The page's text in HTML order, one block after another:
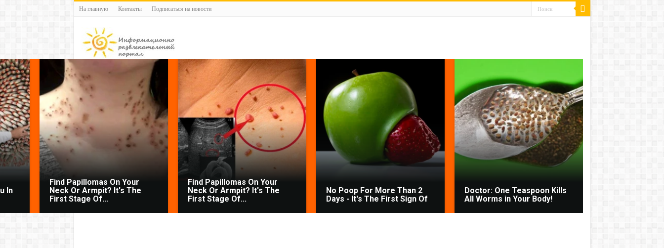
На главную Контакты Подписаться на новости
In
Find Papillomas On Your
Neck Or Armpit? It's The
First Stage Of...
Find Papillomas On Your
Neck Or Armpit? It's The
First Stage Of...
No Poop For More Than 2
Days - It's The First Sign Of
Doctor: One Teaspoon Kills
All Worms in Your Body!